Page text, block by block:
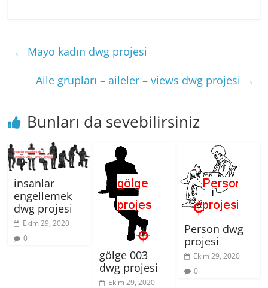
← Mayo kadın dwg projesi
Aile grupları – aileler – views dwg projesi →
Bunları da sevebilirsiniz
insanlar
engellemek
dwg projesi
Ekim 29, 2020
0
gölge 003
dwg projesi
Ekim 29, 2020
Person dwg
projesi
Ekim 29, 2020
0